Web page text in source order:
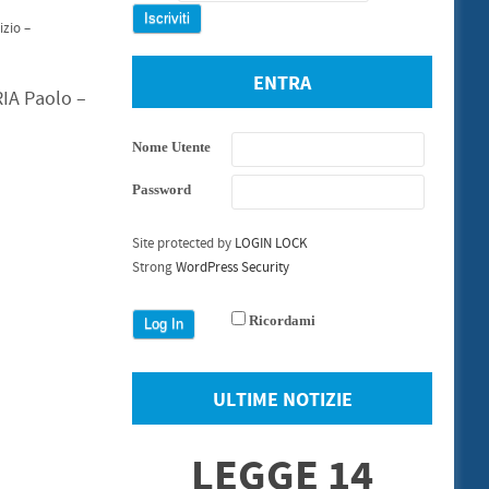
–
Paolo –
ENTRA
Nome Utente
Password
Site protected by LOGIN LOCK
StrongWordPress Security
Ricordami
ULTIME NOTIZIE